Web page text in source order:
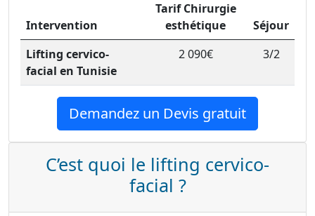
Intervention
Tarif Chirurgie
esthétique
Séjour
Lifting cervico-
facial en Tunisie
2 090€ 3/2
Demandez un Devis gratuit
C’est quoi le lifting cervico-
facial ?